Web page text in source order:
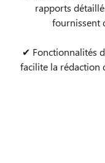
rapports
fournissent
✔ Fonctionnalités
facilite la rédaction